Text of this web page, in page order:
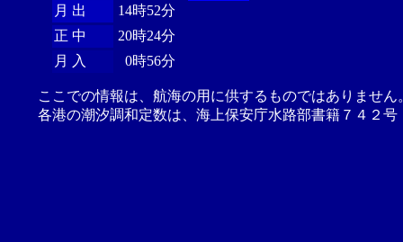
月 出
14時52分
正 中
20時24分
月 入
0時56分
ここでの情報は、航海の用に供するものではありませ
各港の潮汐調和定数は、海上保安庁水路部書籍７４２